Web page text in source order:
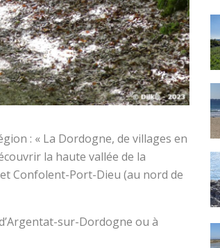
: « La Dordogne, de villages en
la haute vallée de la
Confolent-Port-Dieu (au nord de
sur-Dordogne ou à